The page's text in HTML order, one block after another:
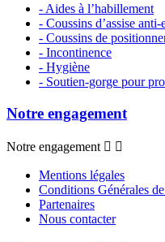
- Aides à l’habillement
- Coussins d’assise anti-
- Coussins de
- Incontinence
- Hygiène
- Soutien-gorge pour
Notre engagement
Notre engagement  
Mentions légales
Conditions Générales
Partenaires
Nous contacter